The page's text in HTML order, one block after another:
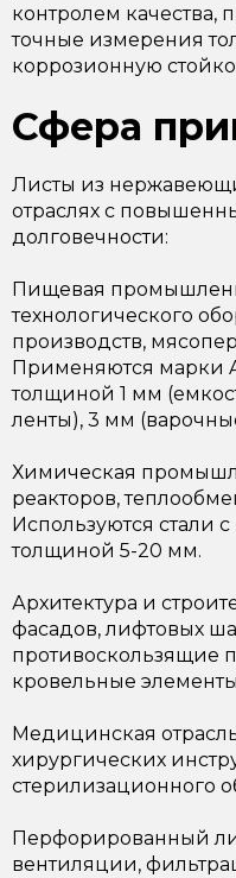
контролем
точные измерения
коррозионную
Сфера
Листы из
отраслях с
долговечности:
Пищевая
технологического
производств,
Применяются марки
толщиной 1 мм
ленты), 3 мм
Химическая
реакторов,
Используются стали
толщиной 5-20 мм.
Архитектура и
фасадов, лифтовых
противоскользящие
кровельные
Медицинская
хирургических
стерилизационного
Перфорированный
вентиляции,